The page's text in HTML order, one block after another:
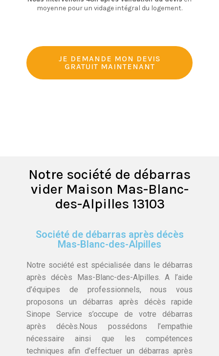
moyenne pour un vidage intégral du logement.
JE DEMANDE MON DEVIS
GRATUIT MAINTENANT
Notre société de débarras
vider Maison Mas-Blanc-
des-Alpilles 13103
Société de débarras après décès
Mas-Blanc-des-Alpilles
Notre société est spécialisée dans le débarras
après décès Mas-Blanc-des-Alpilles. A l’aide
d’équipes de professionnels, nous vous
proposons un débarras après décès rapide
Sinope Service s’occupe de votre débarras
après décès.Nous possédons l’empathie
nécessaire ainsi que les compétences
techniques afin d’effectuer un débarras après